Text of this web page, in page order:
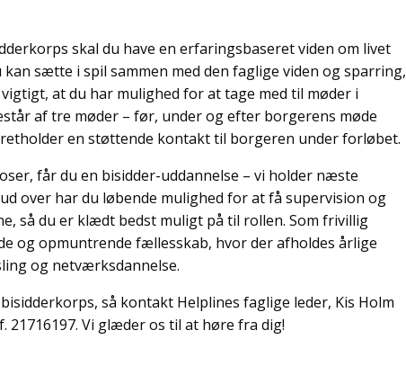
skal du have en erfaringsbaseret viden om livet
sætte i spil sammen med den faglige viden og sparring,
at du har mulighed for at tage med til møder i
af tre møder – før, under og efter borgerens møde
en støttende kontakt til borgeren under forløbet.
får du en bisidder-uddannelse – vi holder næste
over har du løbende mulighed for at få supervision og
så du er klædt bedst muligt på til rollen. Som frivillig
og opmuntrende fællesskab, hvor der afholdes årlige
og netværksdannelse.
så kontakt Helplines faglige leder, Kis Holm
21716197. Vi glæder os til at høre fra dig!